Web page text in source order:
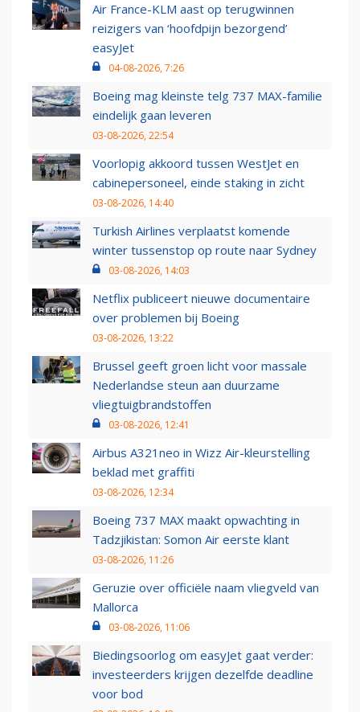
Air France-KLM aast op terugwinnen
reizigers van ‘hoofdpijn bezorgend’
easyJet
04-08-2026, 7:26
Boeing mag kleinste telg 737 MAX-familie
eindelijk gaan leveren
03-08-2026, 22:54
Voorlopig akkoord tussen WestJet en
cabinepersoneel, einde staking in zicht
03-08-2026, 14:40
Turkish Airlines verplaatst komende
winter tussenstop op route naar Sydney
03-08-2026, 14:03
Netflix publiceert nieuwe documentaire
over problemen bij Boeing
03-08-2026, 13:22
Brussel geeft groen licht voor massale
Nederlandse steun aan duurzame
vliegtuigbrandstoffen
03-08-2026, 12:41
Airbus A321neo in Wizz Air-kleurstelling
beklad met graffiti
03-08-2026, 12:34
Boeing 737 MAX maakt opwachting in
Tadzjikistan: Somon Air eerste klant
03-08-2026, 11:26
Geruzie over officiële naam vliegveld van
Mallorca
03-08-2026, 11:06
Biedingsoorlog om easyJet gaat verder:
investeerders krijgen dezelfde deadline
voor bod